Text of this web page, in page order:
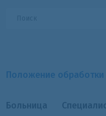
Положение
Больница